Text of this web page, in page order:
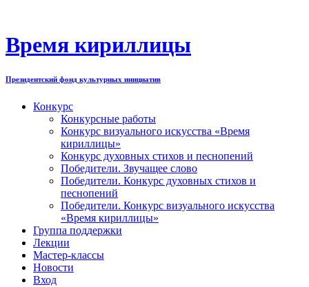
содержимому
Время кириллицы
Президентский фонд культурных инициатив
Конкурс
Конкурсные работы
Конкурс визуального искусства «Время
кириллицы»
Конкурс духовных стихов и песнопений
Победители. Звучащее слово
Победители. Конкурс духовных стихов и
песнопений
Победители. Конкурс визуального искусства
«Время кириллицы»
Группа поддержки
Лекции
Мастер-классы
Новости
Вход